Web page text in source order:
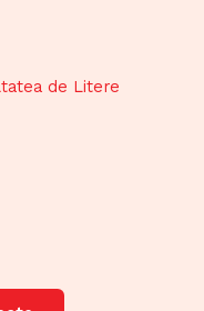
de Litere